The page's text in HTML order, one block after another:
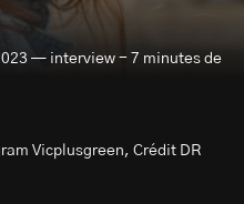
— interview - 7 minutes de
Vicplusgreen, Crédit DR